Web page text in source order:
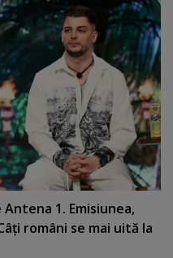
Antena 1. Emisiunea,
români se mai uită la